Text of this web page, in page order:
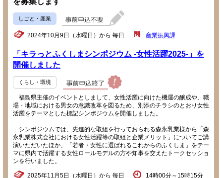
しごと・産業
2024年10月9日（水曜日）から 毎日 産業振興課
「キラっとふくしまシンポジウム -女性活躍2025-」を
開催しました
くらし・環境
福島県主催のイベントとしまして、女性活躍に向けた機運の醸成や、職
場・地域における男女の意識改革を図るため、別添のチラシのとおり女性
活躍をテーマとした標記シンポジウムを開催しました。
シンポジウムでは、先進的な取組を行っておられる森永乳業様から「森
永乳業株式会社における女性活躍等の取組と企業メリット」についてご講
演いただいたほか、「若者・女性に選ばれるこれからのふくしま」をテー
マに県内で活躍する女性ロールモデルの方や知事を交えたトークセッショ
ンを行いました。
2025年11月5日（水曜日）から 毎日 14時00分～15時15分